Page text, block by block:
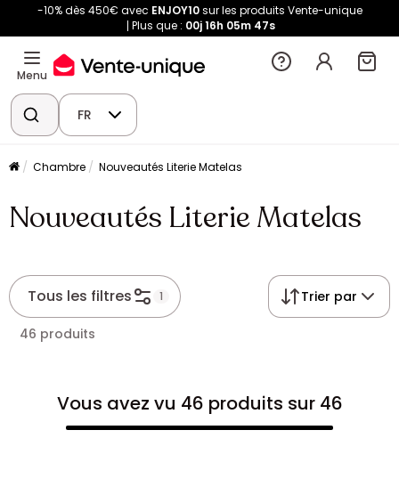
-10% dès 450€ avec ENJOY10sur les produits Vente-unique
Plus que : 00j16h 05m 47s
Menu
FR
Chambre Nouveautés Literie Matelas
Nouveautés Literie Matelas
Tous les filtres 1 Trier par
46 produits
Vous avez vu 46 produits sur 46